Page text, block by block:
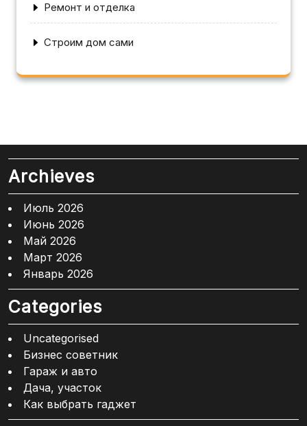
Ремонт и отделка
Строим дом сами
Archieves
Июль 2026
Июнь 2026
Май 2026
Март 2026
Январь 2026
Categories
Uncategorised
Бизнес советник
Гараж и авто
Дача, участок
Как выбрать гаджет